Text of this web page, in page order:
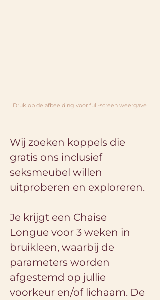
Druk op de afbeelding voor full-screen weergave
Wij zoeken koppels die
gratis ons inclusief
seksmeubel willen
uitproberen en exploreren.
Je krijgt een Chaise
Longue voor 3 weken in
bruikleen, waarbij de
parameters worden
afgestemd op jullie
voorkeur en/of lichaam. De